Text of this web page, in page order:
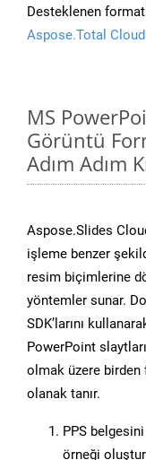
Desteklenen
Aspose.Total Cloud
MS
Görüntü
Adım Adım
Aspose.Slides
işleme benzer
resim biçimlerine
yöntemler sunar.
SDK’larını
PowerPoint
olmak üzere
olanak tanır.
PPS
örneği